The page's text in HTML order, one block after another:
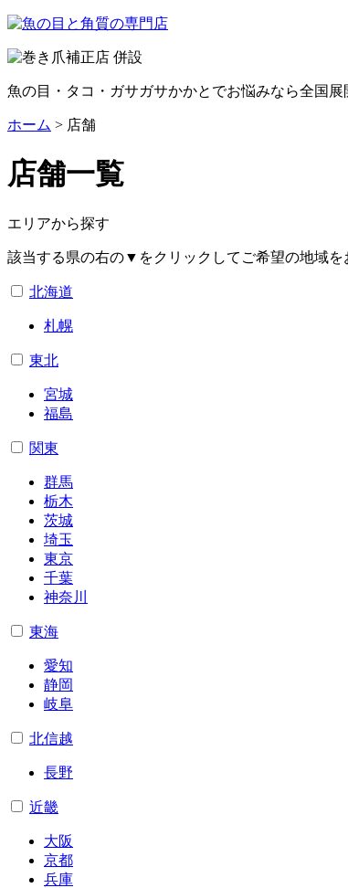
魚の目・タコ・ガサガサかかとでお悩みなら全国
ホーム > 店舗
店舗一覧
エリアから探す
該当する県の右の▼をクリックして ご希望の地域を
北海道
札幌
東北
宮城
福島
関東
群馬
栃木
茨城
埼玉
東京
千葉
神奈川
東海
愛知
静岡
岐阜
北信越
長野
近畿
大阪
京都
兵庫